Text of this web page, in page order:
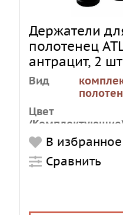
Держатели
полотенец
антрацит, 2 шт
Вид
Цвет
Модификация
В избранное
Сравнить